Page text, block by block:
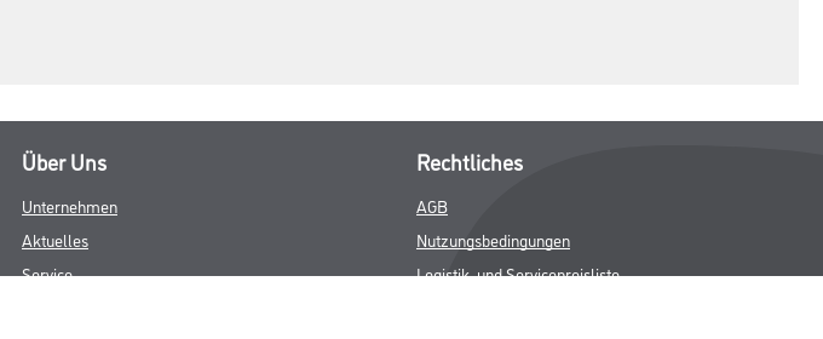
Über Uns
Unternehmen
Aktuelles
Service
Rechtliches
AGB
Nutzungsbedingungen
Logistik- und Servicepreisliste